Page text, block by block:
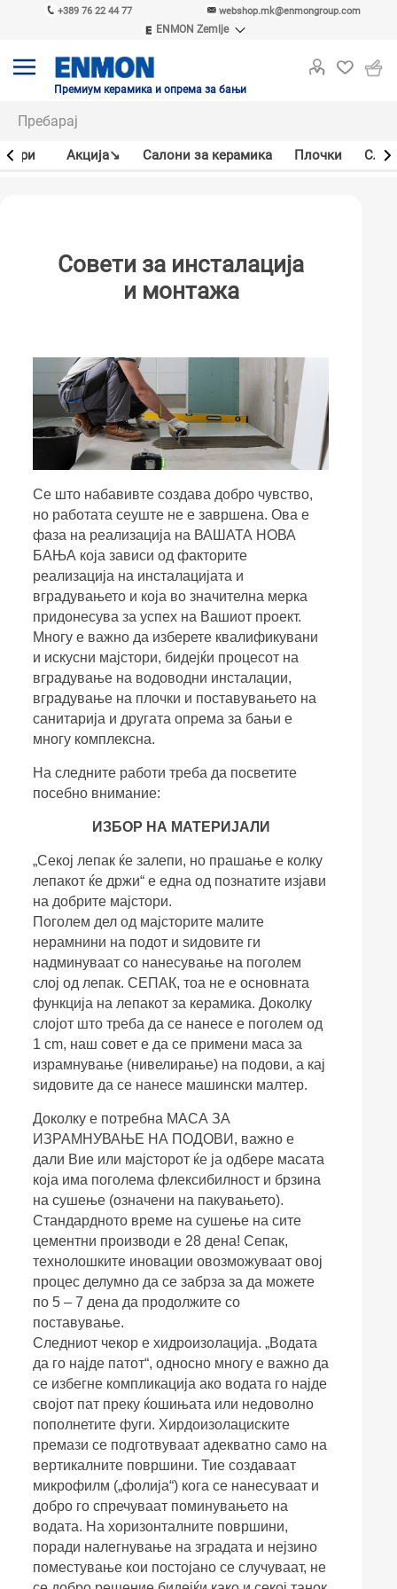
+389 76 22 44 77 webshop.mk@enmongroup.com
ENMON Zemlje
ENMON MKD
Премиум керамика и опрема за бањи
Акцијa↘ Салони за керамика Плочки
Совети за инсталација
и монтажа
Се што набавивте создава добро чувство,
но работата сеуште не е завршена. Ова е
фаза на реализација на ВАШАТА НОВА
БАЊА која зависи од факторите
реализација на инсталацијата и
вградувањето и која во значителна мерка
придонесува за успех на Вашиот проект.
Многу е важно да изберете квалификувани
и искусни мајстори, бидејќи процесот на
вградување на водоводни инсталации,
вградување на плочки и поставувањето на
санитарија и другата опрема за бањи е
многу комплексна.
На следните работи треба да посветите
посебно внимание:
ИЗБОР НА МАТЕРИЈАЛИ
„Секој лепак ќе залепи, но прашање е колку
лепакот ќе држи“ е една од познатите изјави
на добрите мајстори.
Поголем дел од мајсторите малите
нерамнини на подот и ѕидовите ги
надминуваат со нанесување на поголем
слој од лепак. СЕПАК, тоа не е основната
функција на лепакот за керамика. Доколку
слојот што треба да се нанесе е поголем од
1 cm, наш совет е да се примени маса за
израмнување (нивелирање) на подови, а кај
ѕидовите да се нанесе машински малтер.
Доколку е потребна МАСА ЗА
ИЗРАМНУВАЊЕ НА ПОДОВИ, важно е
дали Вие или мајсторот ќе ја одбере масата
која има поголема флексибилност и брзина
на сушење (означени на пакувањето).
Стандардното време на сушење на сите
цементни производи е 28 дена! Сепак,
технолошките иновации овозможуваат овој
процес делумно да се забрза за да можете
по 5 – 7 дена да продолжите со
поставување.
Следниот чекор е хидроизолација. „Водата
да го најде патот“, односно многу е важно да
се избегне компликација ако водата го најде
својот пат преку ќошињата или недоволно
пополнетите фуги. Хирдоизолациските
премази се подготвуваат адекватно само на
вертикалните површини. Тие создаваат
микрофилм („фолија“) кога се нанесуваат и
добро го спречуваат поминувањето на
водата. На хоризонталните површини,
поради налегнување на зградата и нејзино
поместување кои постојано се случуваат, не